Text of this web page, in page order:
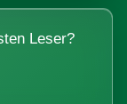
Leser?